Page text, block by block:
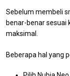
Sebelum membeli
benar-benar sesuai
maksimal.
Beberapa hal yang